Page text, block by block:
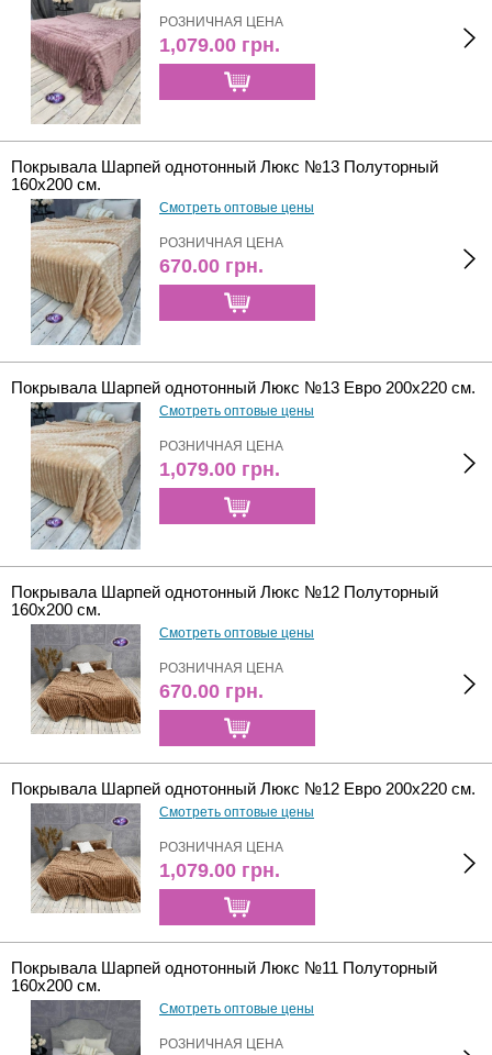
РОЗНИЧНАЯ ЦЕНА
1,079.00 грн.
Покрывала Шарпей однотонный Люкс №13 Полуторный
160х200 см.
Смотреть оптовые цены
РОЗНИЧНАЯ ЦЕНА
670.00 грн.
Покрывала Шарпей однотонный Люкс №13 Евро 200х220 см.
Смотреть оптовые цены
РОЗНИЧНАЯ ЦЕНА
1,079.00 грн.
Покрывала Шарпей однотонный Люкс №12 Полуторный
160х200 см.
Смотреть оптовые цены
РОЗНИЧНАЯ ЦЕНА
670.00 грн.
Покрывала Шарпей однотонный Люкс №12 Евро 200х220 см.
Смотреть оптовые цены
РОЗНИЧНАЯ ЦЕНА
1,079.00 грн.
Покрывала Шарпей однотонный Люкс №11 Полуторный
160х200 см.
Смотреть оптовые цены
РОЗНИЧНАЯ ЦЕНА